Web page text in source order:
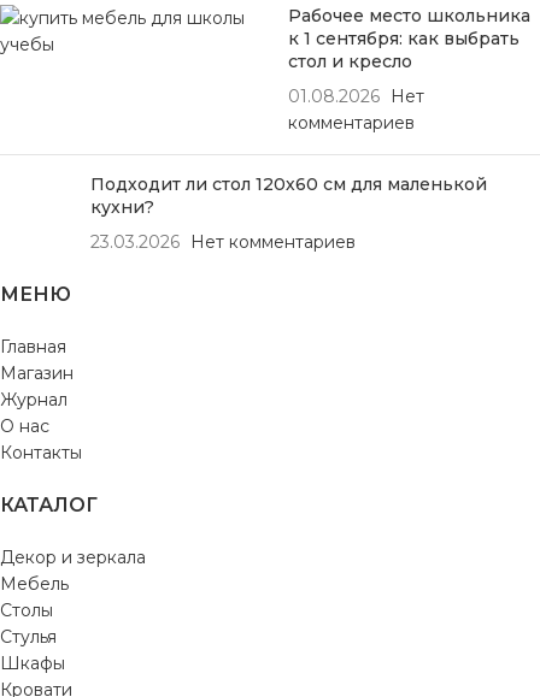
Рабочее место школьника
к 1 сентября: как выбрать
стол и кресло
01.08.2026
Нет
комментариев
Подходит ли стол 120х60 см для маленькой
кухни?
23.03.2026
Нет комментариев
МЕНЮ
Главная
Магазин
Журнал
О нас
Контакты
КАТАЛОГ
Декор и зеркала
Мебель
Столы
Стулья
Шкафы
Кровати